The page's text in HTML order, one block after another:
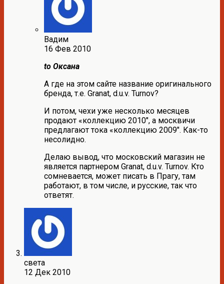
Вадим
16 Фев 2010
to Оксана
А где на этом сайте название оригинального
бренда, т.е. Granat, d.u.v. Turnov?
И потом, чехи уже несколько месяцев
продают «коллекцию 2010″, а москвичи
предлагают тока «коллекцию 2009″. Как-то
несолидно.
Делаю вывод, что московский магазин не
является партнером Granat, d.u.v. Turnov. Кто
сомневается, может писать в Прагу, там
работают, в том числе, и русские, так что
ответят.
света
12 Дек 2010